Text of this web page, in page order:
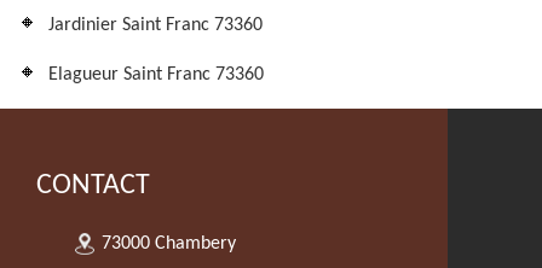
Jardinier Saint Franc 73360
Elagueur Saint Franc 73360
CONTACT
73000 Chambery